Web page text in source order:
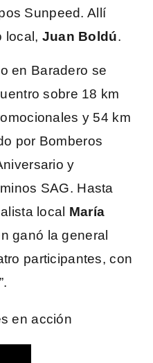
Sunpeed. Allí
local, Juan Boldú.
en Baradero se
sobre 18 km
y 54 km
por Bomberos
y
SAG. Hasta
local María
ganó la general
participantes, con